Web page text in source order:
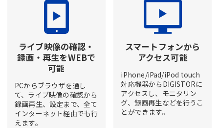
ライブ映像の確認・
録画・再生をWEBで
可能
PCからブラウザを通し
て、ライブ映像の確認から
録画再生、設定まで、全て
インターネット経由でも行
えます。
スマートフォンから
アクセス可能
iPhone/iPad/iPod touch
対応機器からDIGISTORに
アクセスし、モニタリン
グ、録画再生などを行うこ
とができます。